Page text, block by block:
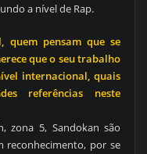
a nível de Rap.
quem pensam que se
que o seu trabalho
internacional, quais
referências neste
zona 5, Sandokan são
reconhecimento, por se